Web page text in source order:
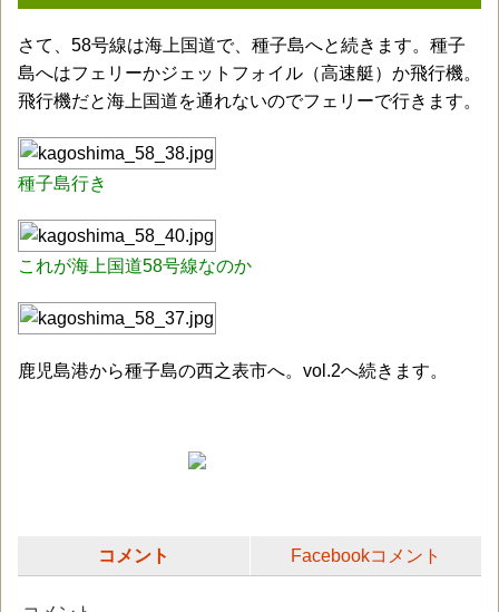
さて、58号線は海上国道で、種子島へと続きます。種子
島へはフェリーかジェットフォイル（高速艇）か飛行機。
飛行機だと海上国道を通れないのでフェリーで行きます。
種子島行き
これが海上国道58号線なのか
鹿児島港から種子島の西之表市へ。vol.2へ続きます。
コメント Facebookコメント